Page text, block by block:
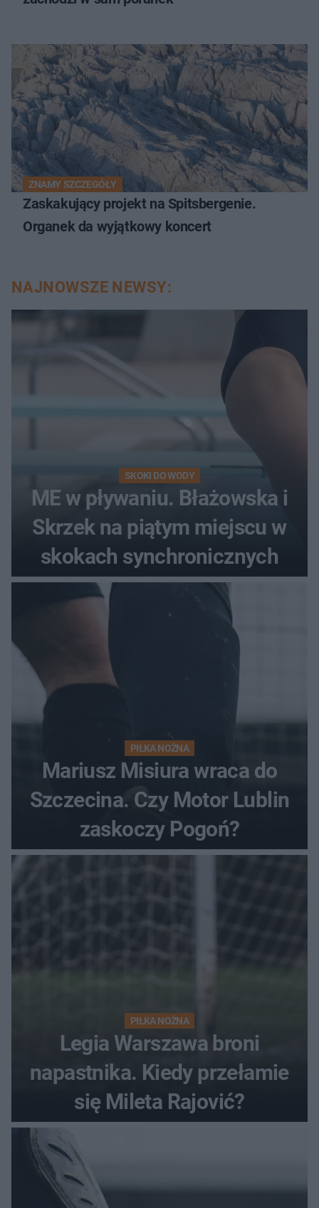
ZNAMY SZCZEGÓŁY
Zaskakujący projekt na Spitsbergenie.
Organek da wyjątkowy koncert
NAJNOWSZE NEWSY:
SKOKI DO WODY
ME w pływaniu. Błażowska i
Skrzek na piątym miejscu w
skokach synchronicznych
PIŁKA NOŻNA
Mariusz Misiura wraca do
Szczecina. Czy Motor Lublin
zaskoczy Pogoń?
PIŁKA NOŻNA
Legia Warszawa broni
napastnika. Kiedy przełamie
się Mileta Rajović?